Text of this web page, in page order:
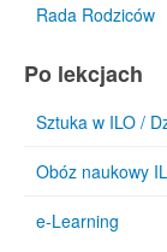
Rada Rodziców
Po lekcjach
Sztuka w ILO /
Obóz naukowy
e-Learning